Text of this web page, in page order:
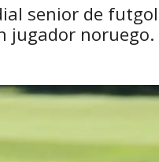
senior de
jugador noruego.